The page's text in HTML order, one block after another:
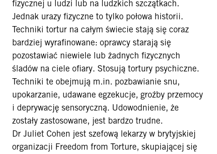
fizycznej u ludzi lub na ludzkich szczątkach.
Jednak urazy fizyczne to tylko połowa historii.
Techniki tortur na całym świecie stają się coraz
bardziej wyrafinowane: oprawcy starają się
pozostawiać niewiele lub żadnych fizycznych
śladów na ciele ofiary. Stosują tortury psychiczne.
Techniki te obejmują m.in. pozbawianie snu,
upokarzanie, udawane egzekucje, groźby przemocy
i deprywację sensoryczną. Udowodnienie, że
zostały zastosowane, jest bardzo trudne.
Dr Juliet Cohen jest szefową lekarzy w brytyjskiej
organizacji Freedom from Torture, skupiającej się